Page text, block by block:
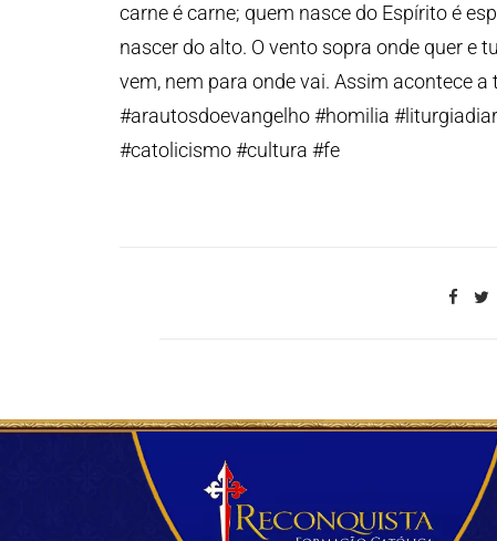
carne é carne; quem nasce do Espírito é
nascer do alto. O vento sopra onde quer e
vem, nem para onde vai. Assim acontece
#arautosdoevangelho #homilia
#catolicismo #cultura #fe